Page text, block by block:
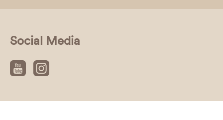
Social Media